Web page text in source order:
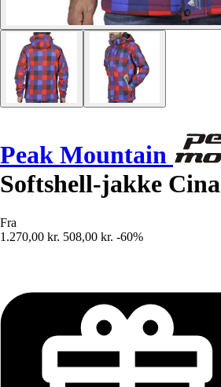
Peak Mountain
Softshell-jakke Cina
Fra
1.270,00 kr. 508,00 kr. -60%